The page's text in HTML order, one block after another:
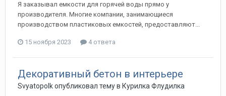
Я заказывал емкости для горячей воды прямо у
производителя. Многие компании, занимающиеся
производством пластиковых емкостей, предоставляют...
15 ноября 2023 4 ответа
Декоративный бетон в интерьере
Svyatopolkопубликовал тему в Курилка Флудилка